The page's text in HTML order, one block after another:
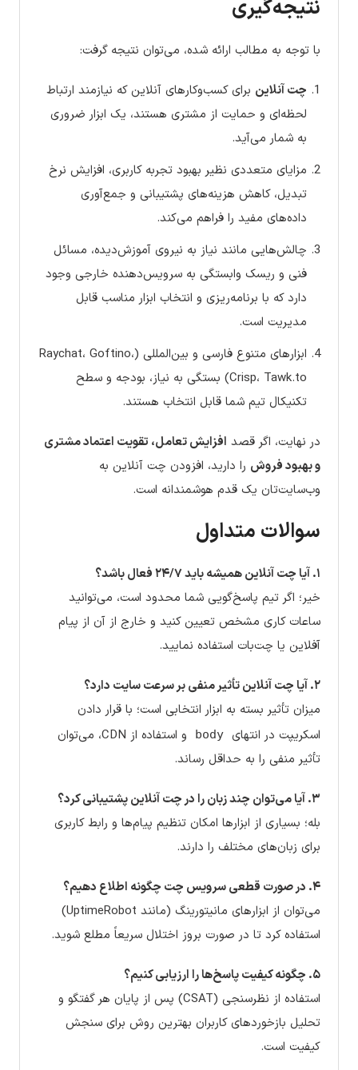
نتیجه‌گیری
با توجه به مطالب ارائه شده، می‌توان نتیجه گرفت:
چت آنلاین برای کسب‌وکارهای آنلاین که نیازمند ارتباط
لحظه‌ای و حمایت از مشتری هستند، یک ابزار ضروری
به شمار می‌آید.
مزایای متعددی نظیر بهبود تجربه کاربری، افزایش نرخ
تبدیل، کاهش هزینه‌های پشتیبانی و جمع‌آوری
داده‌های مفید را فراهم می‌کند.
چالش‌هایی مانند نیاز به نیروی آموزش‌دیده، مسائل
فنی و ریسک وابستگی به سرویس‌دهنده خارجی وجود
دارد که با برنامه‌ریزی و انتخاب ابزار مناسب قابل
مدیریت است.
ابزارهای متنوع فارسی و بین‌المللی (Raychat، Goftino،
Crisp، Tawk.to) بستگی به نیاز، بودجه و سطح
تکنیکال تیم شما قابل انتخاب هستند.
در نهایت، اگر قصد افزایش تعامل، تقویت اعتماد مشتری
و بهبود فروش را دارید، افزودن چت آنلاین به
وب‌سایت‌تان یک قدم هوشمندانه است.
سوالات متداول
۱. آیا چت آنلاین همیشه باید ۲۴/۷ فعال باشد؟
خیر؛ اگر تیم پاسخ‌گویی شما محدود است، می‌توانید
ساعات کاری مشخص تعیین کنید و خارج از آن از پیام
آفلاین یا چت‌بات استفاده نمایید.
۲. آیا چت آنلاین تأثیر منفی بر سرعت سایت دارد؟
میزان تأثیر بسته به ابزار انتخابی است؛ با قرار دادن
اسکریپت در انتهای body
و استفاده از CDN، می‌توان
تأثیر منفی را به حداقل رساند.
۳. آیا می‌توان چند زبان را در چت آنلاین پشتیبانی کرد؟
بله؛ بسیاری از ابزارها امکان تنظیم پیام‌ها و رابط کاربری
برای زبان‌های مختلف را دارند.
۴. در صورت قطعی سرویس چت چگونه اطلاع دهیم؟
می‌توان از ابزارهای مانیتورینگ (مانند UptimeRobot)
استفاده کرد تا در صورت بروز اختلال سریعاً مطلع شوید.
۵. چگونه کیفیت پاسخ‌ها را ارزیابی کنیم؟
استفاده از نظرسنجی (CSAT) پس از پایان هر گفتگو و
تحلیل بازخوردهای کاربران بهترین روش برای سنجش
کیفیت است.